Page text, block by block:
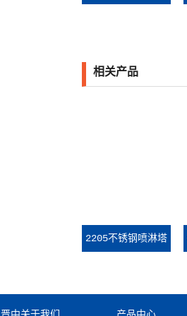
相关产品
2205不锈钢喷淋塔